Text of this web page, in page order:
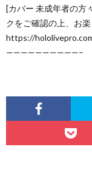
[カバー 未成年者の方
クをご確認の上、お楽
https://
——————————–